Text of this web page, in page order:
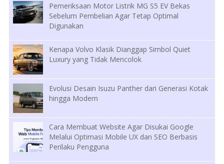
Pemeriksaan Motor Listrik MG S5 EV Bekas
Sebelum Pembelian Agar Tetap Optimal
Digunakan
Kenapa Volvo Klasik Dianggap Simbol Quiet
Luxury yang Tidak Mencolok
Evolusi Desain Isuzu Panther dari Generasi Kotak
hingga Modern
Cara Membuat Website Agar Disukai Google
Melalui Optimasi Mobile UX dan SEO Berbasis
Perilaku Pengguna